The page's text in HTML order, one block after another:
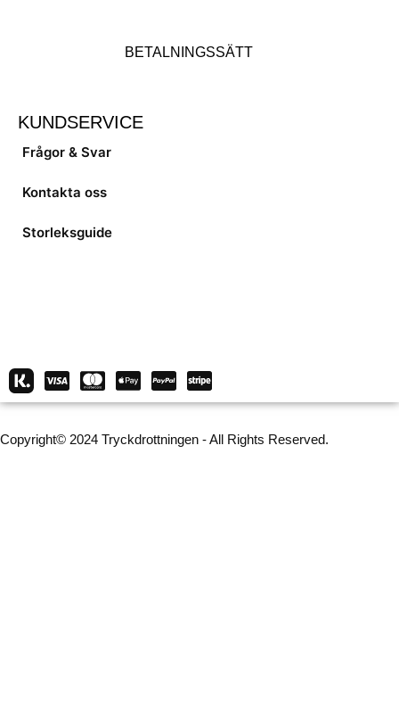
BETALNINGSSÄTT
KUNDSERVICE
Frågor & Svar
Kontakta oss
Storleksguide
Copyright© 2024 Tryckdrottningen - All Rights Reserved.